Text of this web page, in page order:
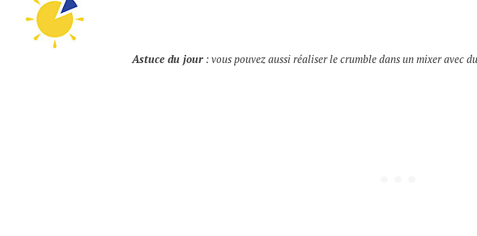
Astuce du jour : vous pouvez aussi réaliser le crumble dans un mixer avec